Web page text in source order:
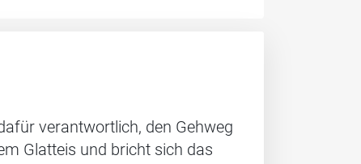
verantwortlich, den Gehweg
Glatteis und bricht sich das